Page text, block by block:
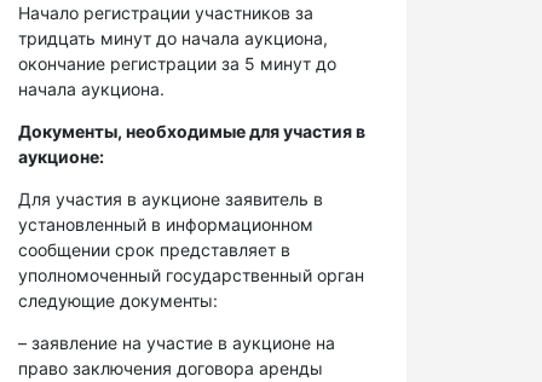
Начало регистрации участников за
тридцать минут до начала аукциона,
окончание регистрации за 5 минут до
начала аукциона.
Документы, необходимые для участия в
аукционе:
Для участия в аукционе заявитель в
установленный в информационном
сообщении срок представляет в
уполномоченный государственный орган
следующие документы:
– заявление на участие в аукционе на
право заключения договора аренды